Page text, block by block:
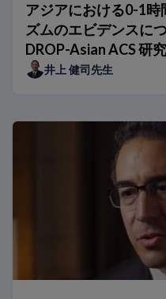
アジア人患者における0h/1h
NT-proBNPは異なる集団グ
NT-proBNP検査は将来的に
アジア人集団におけるNT-
BNPとNT-proBNPの比較：
ARNi BNPによる治療がナト
予後予測およびモニタリン
病院で迅速アルゴリズムを実
TRAPID-AMIサブスタディ
救急科および病院における
TRAPID-AMI試験：AMIの迅
胸痛患者におけるhs-Tn 0h/
NT-proBNPが生み出す違い
アジアにおける0-1時
ズムのエビデンスに
DROP-Asian ACS 研究
井上 健司先生